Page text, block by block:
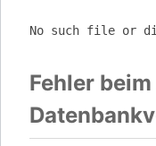
No such file or
Fehler